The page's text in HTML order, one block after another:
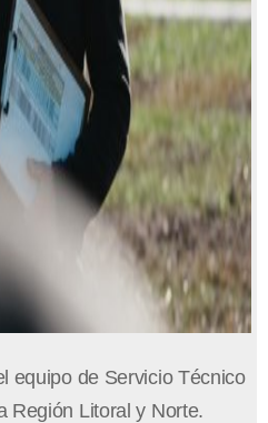
equipo de Servicio Técnico
Región Litoral y Norte.